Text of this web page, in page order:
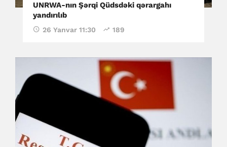
UNRWA-nın Şərqi Qüdsdəki qərargahı
yandırılıb
26 Yanvar 11:30 189